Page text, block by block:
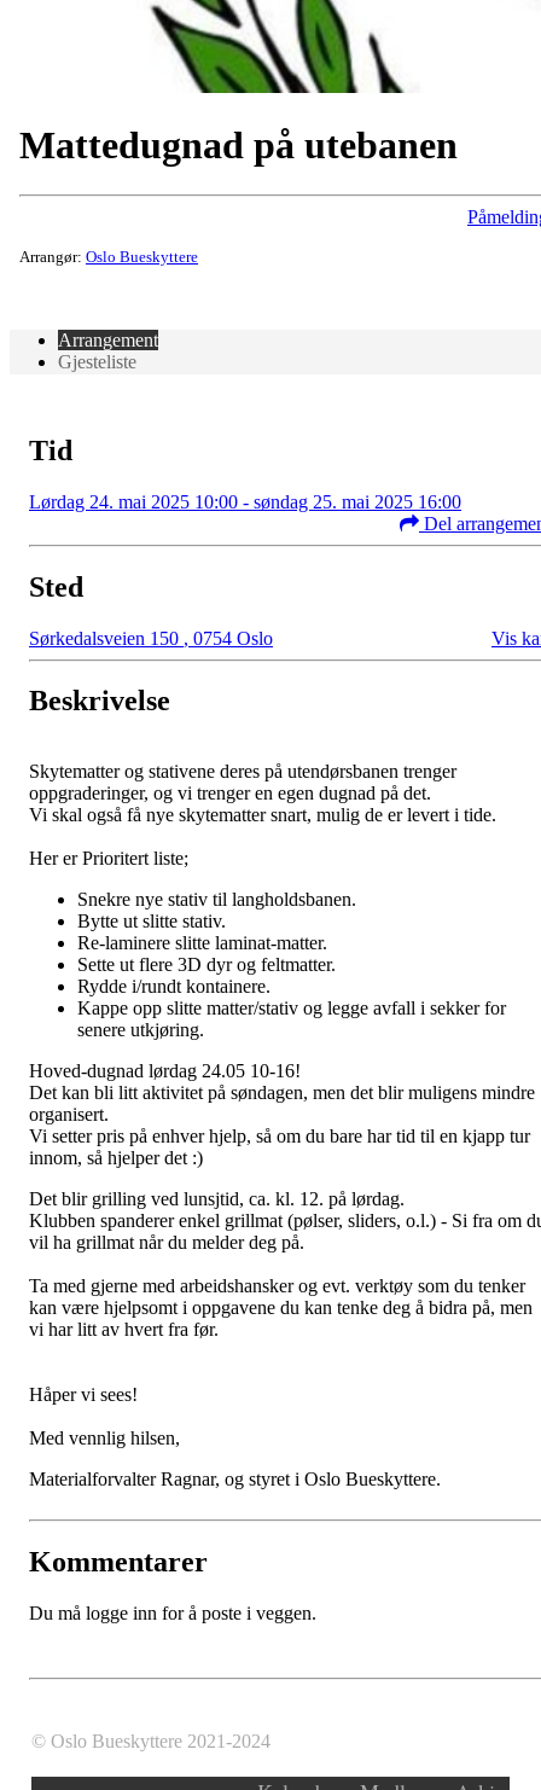
Mattedugnad på utebanen
Arrangør: Oslo Bueskyttere
Arrangement
Gjesteliste
Tid
Lørdag 24. mai 2025 10:00 - søndag 25. mai 2025 16:00
Del
Sted
Sørkedalsveien 150 , 0754 Oslo Vis
Beskrivelse
Skytematter og stativene deres på utendørsbanen trenger
oppgraderinger, og vi trenger en egen dugnad på det.
Vi skal også få nye skytematter snart, mulig de er levert i tide.
Her er Prioritert liste;
Snekre nye stativ til langholdsbanen.
Bytte ut slitte stativ.
Re-laminere slitte laminat-matter.
Sette ut flere 3D dyr og feltmatter.
Rydde i/rundt kontainere.
Kappe opp slitte matter/stativ og legge avfall i sekker for
senere utkjøring.
Hoved-dugnad lørdag 24.05 10-16!
Det kan bli litt aktivitet på søndagen, men det blir muligens mindre
organisert.
Vi setter pris på enhver hjelp, så om du bare har tid til en kjapp tur
innom, så hjelper det :)
Det blir grilling ved lunsjtid, ca. kl. 12. på lørdag.
Klubben spanderer enkel grillmat (pølser, sliders, o.l.) - Si fra om
vil ha grillmat når du melder deg på.
Ta med gjerne med arbeidshansker og evt. verktøy som du tenker
kan være hjelpsomt i oppgavene du kan tenke deg å bidra på, men
vi har litt av hvert fra før.
Håper vi sees!
Med vennlig hilsen,
Materialforvalter Ragnar, og styret i Oslo Bueskyttere.
Kommentarer
Du må logge inn for å poste i veggen.
© Oslo Bueskyttere 2021-2024